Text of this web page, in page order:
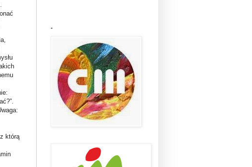
którą
-